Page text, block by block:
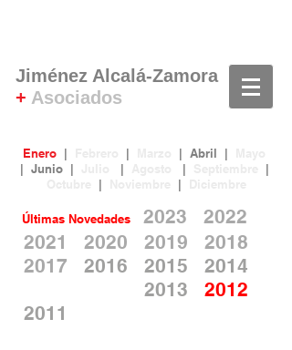
Jiménez Alcalá-Zamora
+ Asociados
Enero | | | Abril |
| Junio | | |
|
| |
Últimas Novedades 2023 2022
2021
2020 2019
2018
2017
2016 2015
2014
2013
2012
2011